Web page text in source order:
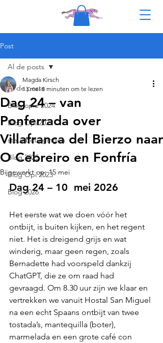
Post
Al de posts
Blog opie 2024
Blog Opi 2022
steunbetuigingen
Blog 2025
Blog Opi 2023
Blog 2026
Al de posts
Dag 24 – van
Ponferrada over
Villafranca del Bierzo naar
O Cebreiro en Fonfría
Magda Kirsch
13 mei 8 minuten om te lezen
Bijgewerkt op:15 mei
Dag 24 – 10  mei 2026
Het eerste wat we doen vóór het
ontbijt, is buiten kijken, en het regent
niet. Het is dreigend grijs en wat
winderig, maar geen regen, zoals
Bernadette had voorspeld dankzij
ChatGPT, die ze om raad had
gevraagd. Om 8.30 uur zijn we klaar en
vertrekken we vanuit Hostal San Miguel
na een echt Spaans ontbijt van twee
tostada’s, mantequilla (boter),
marmelada en een grote café con